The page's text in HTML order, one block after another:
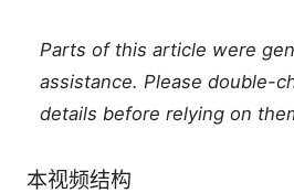
Parts of this article were
assistance. Please double-
details before relying on
本视频结构